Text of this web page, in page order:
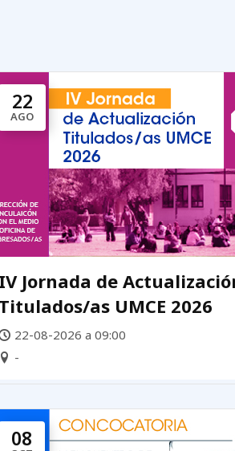
22
AGO
IV Jornada de
Titulados/as UMCE 2026
22-08-2026 a 09:00
-
08